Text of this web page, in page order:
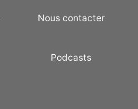
Nous contacter
Podcasts